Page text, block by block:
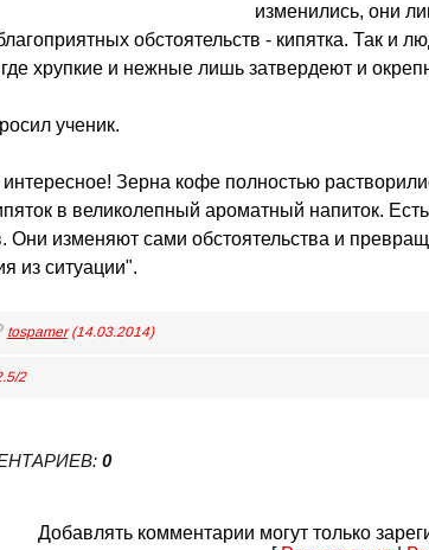
изменились, они
обстоятельств - кипятка. Так и
хрупкие и нежные лишь затвердеют и
ученик.
Зерна кофе полностью
в великолепный ароматный напиток.
Они изменяют сами обстоятельства и
из ситуации".
tospamer(14.03.2014)
/2
: 0
Добавлять комментарии могут только